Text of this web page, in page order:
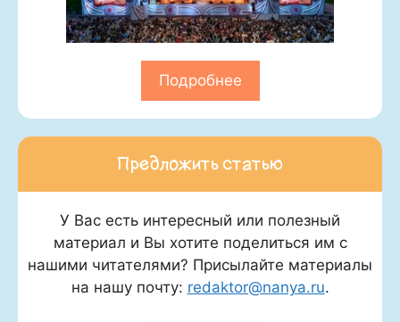
Подробнее
Предложить статью
У Вас есть интересный или полезный
материал и Вы хотите поделиться им с
нашими читателями? Присылайте материалы
на нашу почту: redaktor@nanya.ru.